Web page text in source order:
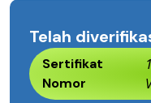
Telah
Sertifikat
Nomor